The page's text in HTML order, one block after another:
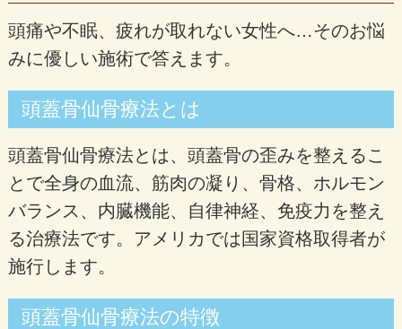
頭痛や不眠、疲れが取れない女性へ…そのお悩
みに優しい施術で答えます。
頭蓋骨仙骨療法とは
頭蓋骨仙骨療法とは、頭蓋骨の歪みを整えるこ
とで全身の血流、筋肉の凝り、骨格、ホルモン
バランス、内臓機能、自律神経、免疫力を整え
る治療法です。アメリカでは国家資格取得者が
施行します。
頭蓋骨仙骨療法の特徴